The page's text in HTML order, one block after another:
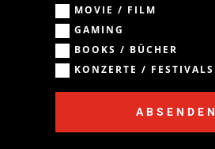
MOVIE / FILM
GAMING
BOOKS / BÜCHER
KONZERTE / FESTIVALS
ABSENDEN